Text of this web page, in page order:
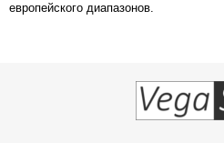
европейского диапазонов.